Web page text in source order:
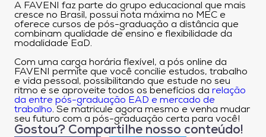
A FAVENI faz parte do grupo educacional que mais
cresce no Brasil, possui nota máxima no MEC e
oferece cursos de pós-graduação a distância que
combinam qualidade de ensino e flexibilidade da
modalidade EaD.
Com uma carga horária flexível, a pós online da
FAVENI permite que você concilie estudos, trabalho
e vida pessoal, possibilitando que estude no seu
ritmo e se aproveite todos os benefícios da relação
da entre pós-graduação EAD e mercado de
trabalho. Se matricule agora mesmo e venha mudar
seu futuro com a pós-graduação certa para você!
Gostou? Compartilhe nosso conteúdo!